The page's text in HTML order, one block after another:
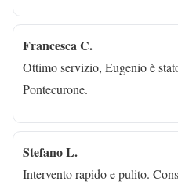
Francesca C.
Ottimo servizio, Eugenio è
Pontecurone.
Stefano L.
Intervento rapido e pulito.